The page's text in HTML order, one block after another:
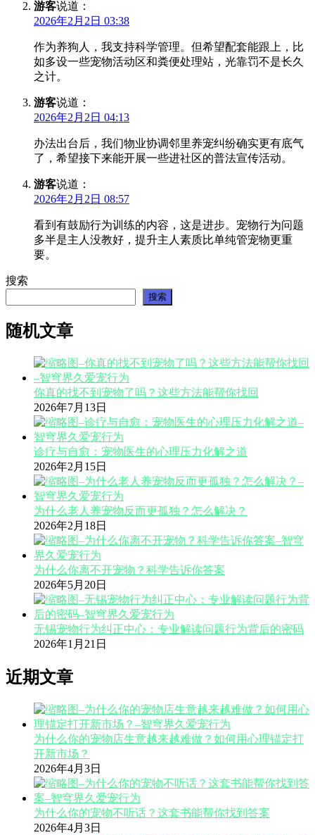
游客说道：
2026年2月2日 03:38
作为养狗人，我支持科学管理。但希望配套能跟上，比
如多设一些宠物活动区和粪便处理站，光靠罚不是长久
之计。
游客说道：
2026年2月2日 04:13
办法出台后，我们物业协调邻里养宠纠纷确实更有底气
了，希望接下来能开展一些进社区的普法宣传活动。
游客说道：
2026年2月2日 08:57
看到有鼓励行为训练的内容，这是进步。宠物行为问题
多半是主人没教好，提升主人素质比单纯管宠物更重
要。
搜索
搜索
随机文章
你真的找不到宠物了吗？这些方法能帮你找回
2026年7月13日
诊疗与自愈：宠物医生的心理压力化解之道
2026年2月15日
为什么老人养宠物反而更孤独？怎么解决？
2026年2月18日
为什么你离不开宠物？科学告诉你答案
2026年5月20日
无锡宠物行为纠正中心：专业解读问题行为背后的密码
2026年1月21日
近期文章
为什么你的宠物店生意越来越难做？如何用心理锚定打
开新市场？
2026年4月3日
为什么你的宠物不听话？这套书能帮你找到答案
2026年4月3日